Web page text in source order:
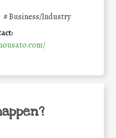
#Business/Industry